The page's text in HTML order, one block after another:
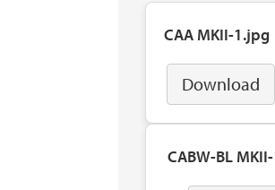
CAA MKII-1.jpg
Download
CABW-BL